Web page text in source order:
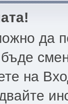
да
на